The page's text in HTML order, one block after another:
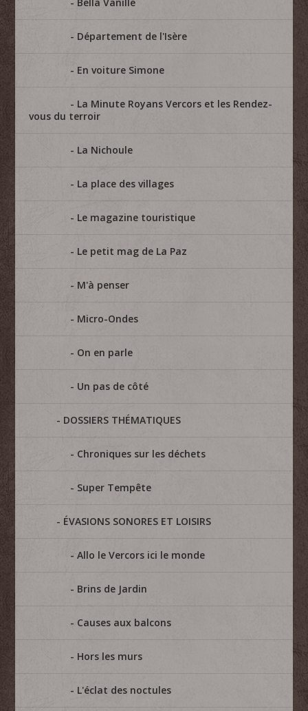
Département de l'Isère
En voiture Simone
La Minute Royans Vercors et les Rendez-
vous du terroir
La Nichoule
La place des villages
Le magazine touristique
Le petit mag de La Paz
M'à penser
Micro-Ondes
On en parle
Un pas de côté
DOSSIERS THÉMATIQUES
Chroniques sur les déchets
Super Tempête
ÉVASIONS SONORES ET LOISIRS
Allo le Vercors ici le monde
Brins de Jardin
Causes aux balcons
Hors les murs
L'éclat des noctules